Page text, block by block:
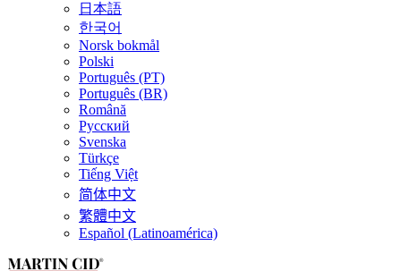
日本語
한국어
Norsk bokmål
Polski
Português (PT)
Português (BR)
Română
Русский
Svenska
Türkçe
Tiếng Việt
简体中文
繁體中文
Español (Latinoamérica)